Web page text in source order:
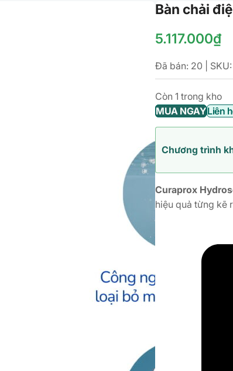
Bàn chải
5.117.000₫
Đã bán: 20 | SKU:
Còn 1 trong kho
MUA NGAYLiên
Chương trình
Curaprox
hiệu quả từng kẽ